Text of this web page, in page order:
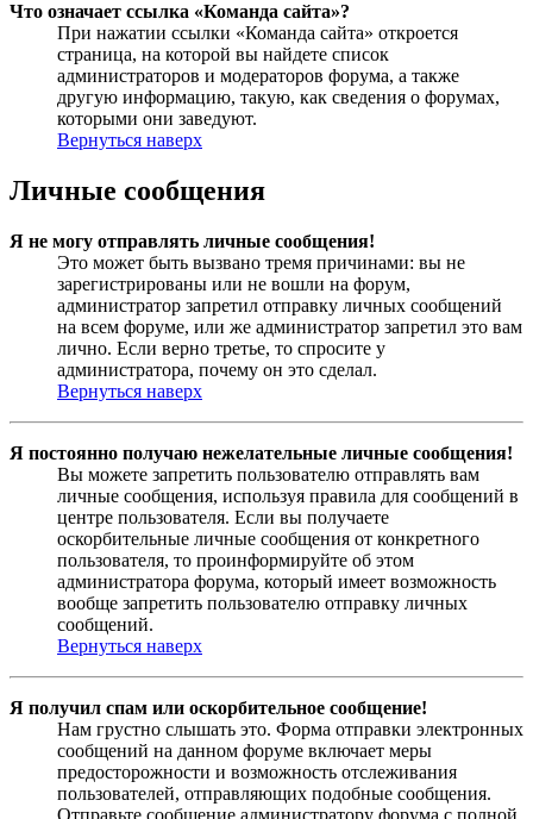
Что означает ссылка «Команда сайта»?
При нажатии ссылки «Команда сайта» откроется
страница, на которой вы найдете список
администраторов и модераторов форума, а также
другую информацию, такую, как сведения о форумах,
которыми они заведуют.
Вернуться наверх
Личные сообщения
Я не могу отправлять личные сообщения!
Это может быть вызвано тремя причинами: вы не
зарегистрированы или не вошли на форум,
администратор запретил отправку личных сообщений
на всем форуме, или же администратор запретил это вам
лично. Если верно третье, то спросите у
администратора, почему он это сделал.
Вернуться наверх
Я постоянно получаю нежелательные личные сообщения!
Вы можете запретить пользователю отправлять вам
личные сообщения, используя правила для сообщений в
центре пользователя. Если вы получаете
оскорбительные личные сообщения от конкретного
пользователя, то проинформируйте об этом
администратора форума, который имеет возможность
вообще запретить пользователю отправку личных
сообщений.
Вернуться наверх
Я получил спам или оскорбительное сообщение!
Нам грустно слышать это. Форма отправки электронных
сообщений на данном форуме включает меры
предосторожности и возможность отслеживания
пользователей, отправляющих подобные сообщения.